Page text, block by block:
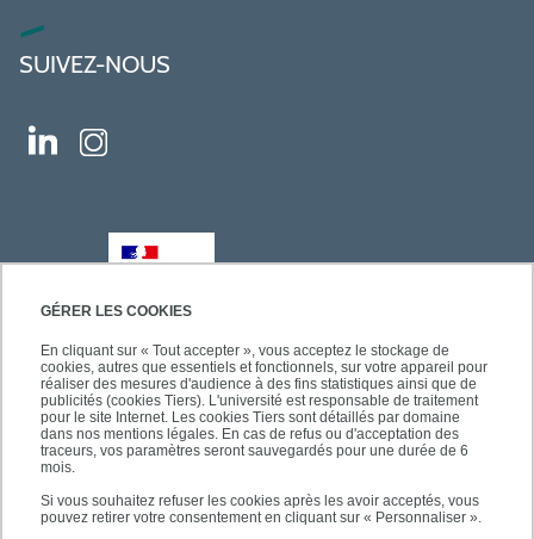
GÉRER LES COOKIES
En cliquant sur « Tout accepter », vous acceptez le stockage de
cookies, autres que essentiels et fonctionnels, sur votre appareil pour
réaliser des mesures d'audience à des fins statistiques ainsi que de
publicités (cookies Tiers). L'université est responsable de traitement
pour le site Internet. Les cookies Tiers sont détaillés par domaine
dans nos mentions légales. En cas de refus ou d'acceptation des
traceurs, vos paramètres seront sauvegardés pour une durée de 6
mois.
Si vous souhaitez refuser les cookies après les avoir acceptés, vous
pouvez retirer votre consentement en cliquant sur « Personnaliser ».
SUIVEZ-NOUS